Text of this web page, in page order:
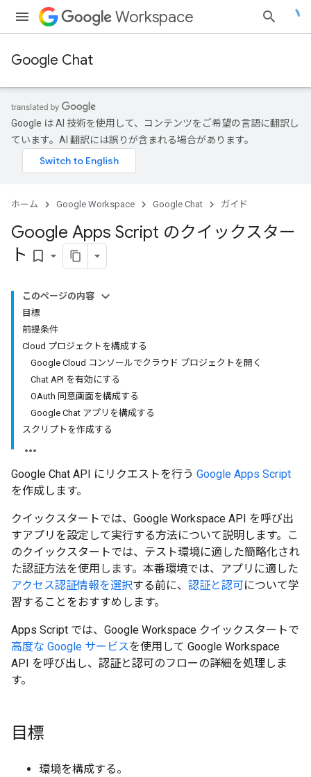
Workspace
Google Chat
Google は AI 技術を使用して、コンテンツをご希望の言語に翻訳し
ています。AI 翻訳には誤りが含まれる場合があります。
ホーム Google Workspace Google Chat ガイド
Google Apps Script のクイックスター
ト bookmark_border
このページの内容
目標
前提条件
Cloud プロジェクトを構成する
Google Cloud コンソールでクラウド プロジェクトを開く
Chat API を有効にする
OAuth 同意画面を構成する
Google Chat アプリを構成する
スクリプトを作成する
Google Chat API にリクエストを行う Google Apps Script
を作成します。
クイックスタートでは、Google Workspace API を呼び出
すアプリを設定して実行する方法について説明します。こ
のクイックスタートでは、テスト環境に適した簡略化され
た認証方法を使用します。本番環境では、アプリに適した
アクセス認証情報を選択する前に、 認証と認可について学
習することをおすすめします。
Apps Script では、Google Workspace クイックスタートで
高度な Google サービスを使用して Google Workspace
API を呼び出し、認証と認可のフローの詳細を処理しま
す。
目標
環境を構成する。